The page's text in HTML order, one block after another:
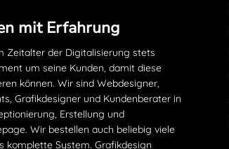
mit Erfahrung
Zeitalter der Digitalisierung stets
um seine Kunden, damit diese
können. Wir sind Webdesigner,
Grafikdesigner und Kundenberater in
Erstellung und
Wir bestellen auch beliebig viele
komplette System. Grafikdesign